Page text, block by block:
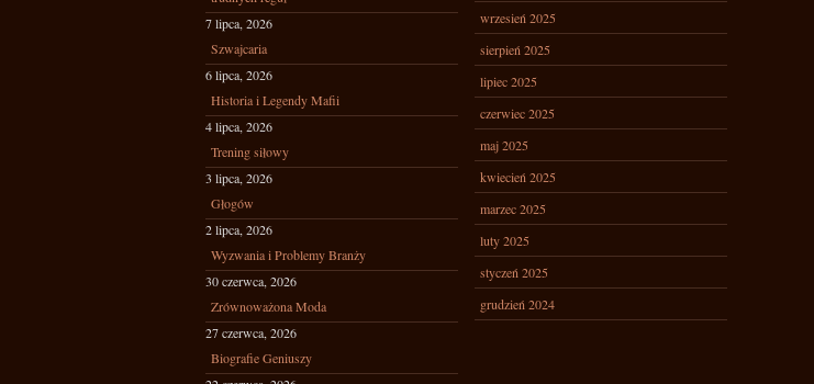
7 lipca, 2026
Szwajcaria
6 lipca, 2026
Historia i Legendy Mafii
4 lipca, 2026
Trening siłowy
3 lipca, 2026
Głogów
2 lipca, 2026
Wyzwania i Problemy Branży
30 czerwca, 2026
Zrównoważona Moda
27 czerwca, 2026
Biografie Geniuszy
wrzesień 2025
sierpień 2025
lipiec 2025
czerwiec 2025
maj 2025
kwiecień 2025
marzec 2025
luty 2025
styczeń 2025
grudzień 2024